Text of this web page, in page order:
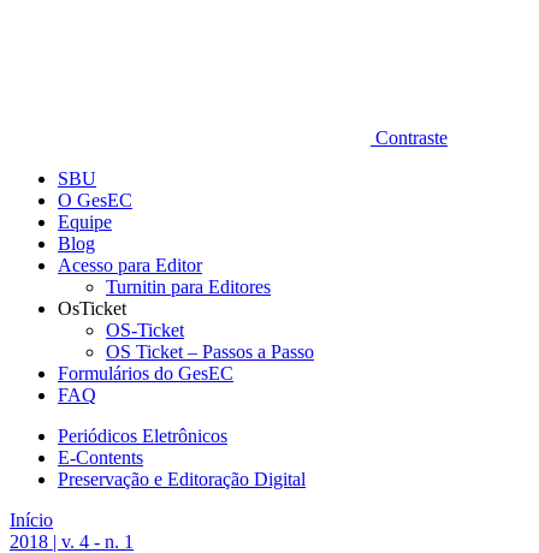
Contraste
SBU
O GesEC
Equipe
Blog
Acesso para Editor
Turnitin para Editores
OsTicket
OS-Ticket
OS Ticket – Passos a Passo
Formulários do GesEC
FAQ
Periódicos Eletrônicos
E-Contents
Preservação e Editoração Digital
Início
2018 | v. 4 - n. 1